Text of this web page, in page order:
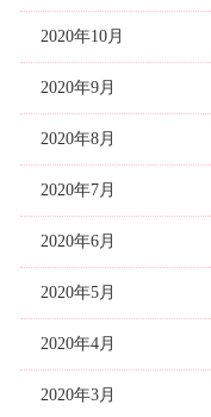
2020年10月
2020年9月
2020年8月
2020年7月
2020年6月
2020年5月
2020年4月
2020年3月